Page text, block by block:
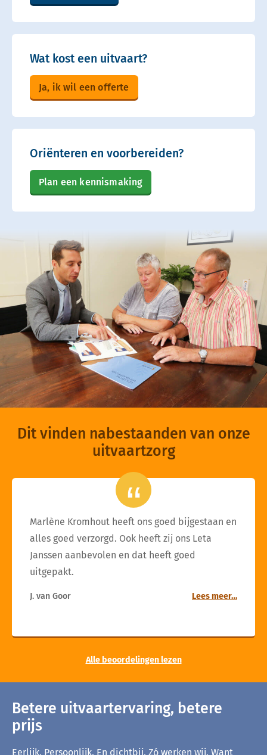
Wat kost een uitvaart?
Ja, ik wil een offerte
Oriënteren en voorbereiden?
Plan een kennismaking
Dit vinden nabestaanden van onze
uitvaartzorg
Marlène Kromhout heeft ons goed bijgestaan en
alles goed verzorgd. Ook heeft zij ons Leta
Janssen aanbevolen en dat heeft goed
uitgepakt.
J. van Goor Lees meer…
Alle beoordelingen lezen
Betere uitvaartervaring, betere
prijs
Eerlijk. Persoonlijk. En dichtbij. Zó werken wij. Want